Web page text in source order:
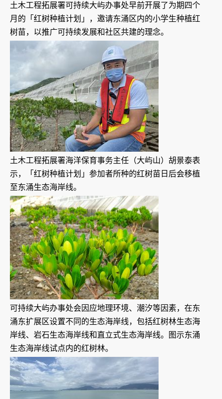
土木工程拓展署可持续大屿办事处早前开展了为期四个
月的「红树种植计划」，邀请东涌区内的小学生种植红
树苗，以推广可持续发展和社区共建的理念。
土木工程拓展署海洋保育事务主任（大屿山）胡景泰表
示，「红树种植计划」参加者所种的红树苗日后会移植
至东涌生态海岸线。
可持续大屿办事处会因应地理环境、潮汐等因素，在东
涌东扩展区设置不同的生态海岸线，包括红树林生态海
岸线、岩石生态海岸线和直立式生态海岸线。图示东涌
生态海岸线试点内的红树林。